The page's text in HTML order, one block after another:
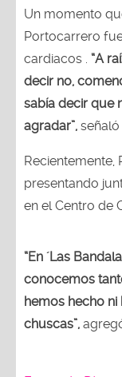
Portocarrero
cardiacos .“A
decir no,
sabía decir que
agradar”,señaló
presentando
en el Centro de
conocemos
hemos hecho ni
chuscas”,